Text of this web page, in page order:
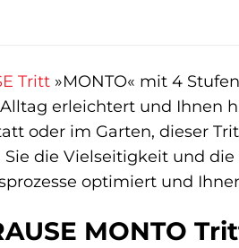
Tritt »MONTO« mit 4
erleichtert und Ihnen
oder im Garten, dieser
Sie die Vielseitigkeit und
optimiert und
MONTO